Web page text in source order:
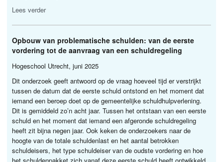
Lees verder
Opbouw van problematische schulden: van de eerste
vordering tot de aanvraag van een schuldregeling
Hogeschool Utrecht, juni 2025
Dit onderzoek geeft antwoord op de vraag hoeveel tijd er verstrijkt
tussen de datum dat de eerste schuld ontstond en het moment dat
iemand een beroep doet op de gemeentelijke schuldhulpverlening.
Dit is gemiddeld zo’n acht jaar. Tussen het ontstaan van een eerste
schuld en het moment dat iemand een afgeronde schuldregeling
heeft zit bijna negen jaar. Ook keken de onderzoekers naar de
hoogte van de totale schuldenlast en het aantal betrokken
schuldeisers, het type schuldeiser van de oudste vordering en hoe